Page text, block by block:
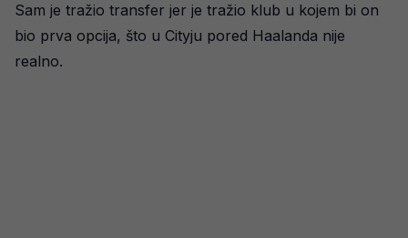
Sam je tražio transfer jer je tražio klub u kojem bi on
bio prva opcija, što u Cityju pored Haalanda nije
realno.